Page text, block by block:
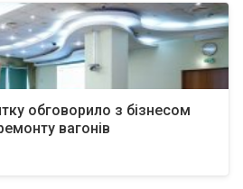
обговорило з бізнесом
вагонів